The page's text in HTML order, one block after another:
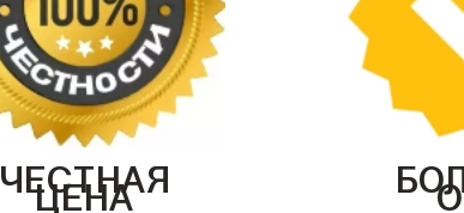
ЧЕСТНАЯ
ЦЕНА